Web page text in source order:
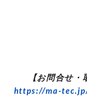
【お問合せ
https://ma-